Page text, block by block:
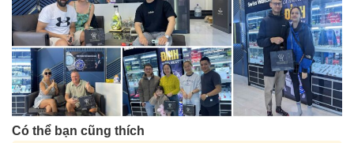
Có thể bạn cũng thích